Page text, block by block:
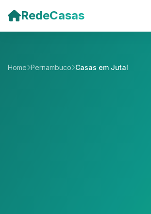
RedeCasas
Home Pernambuco Casas em Jutaí